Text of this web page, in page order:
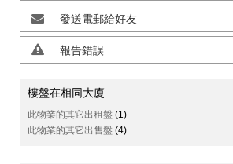
發送電郵給好友
報告錯誤
樓盤在相同大廈
此物業的其它出租盤 (1)
此物業的其它出售盤 (4)